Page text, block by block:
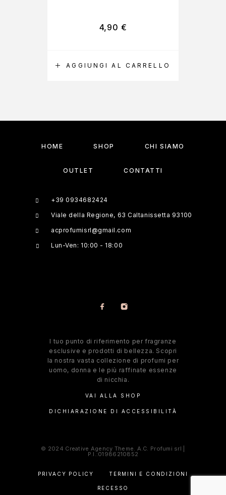
AGGIUNGI AL CARRELLO
4,90 €
HOME SHOP CHI SIAMO
OUTLET CONTATTI
+39 0934682424
Viale della Regione, 63 Caltanissetta 93100
acprofumisrl@gmail.com
Lun-Ven: 10:00 - 18:00
l tuo punto di riferimento per fragranze
esclusive e prodotti di bellezza. Scopri
la nostra vasta collezione di profumi per
uomo, donna e le più raffinate essenze
di nicchia.
VAI ALLA SHOP
DICHIARAZIONE DI ACCESSIBILITÀ
© 2024 Creative Agency Theme. A.C. Profumi srl |
P.I.:01986210852
PRIVACY POLICY TERMINI E CONDIZIONI
RECESSO